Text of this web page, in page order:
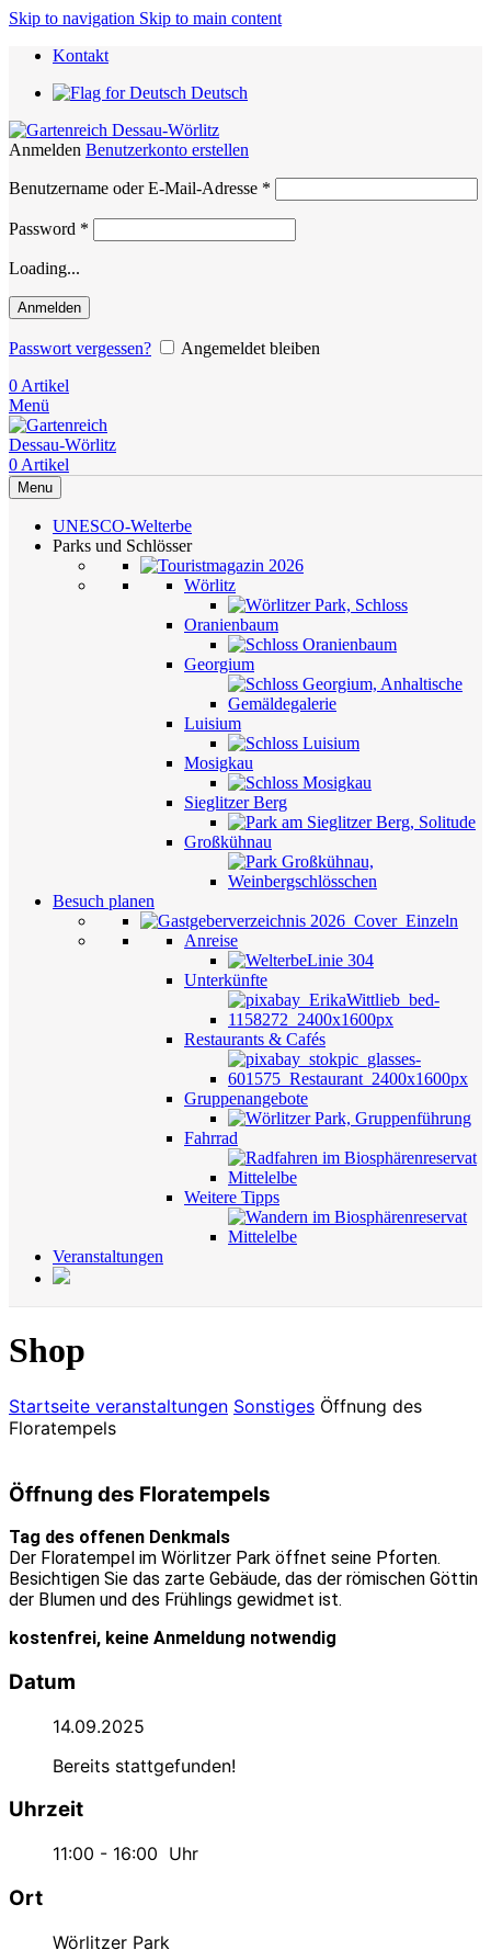
Skip to navigation Skip to main content
Kontakt
Deutsch
Anmelden Benutzerkonto erstellen
Benutzername oder E-Mail-Adresse *
Password *
Loading...
Anmelden
Passwort vergessen?
Angemeldet bleiben
0 Artikel
Menü
0 Artikel
Menu
UNESCO-Welterbe
Parks und Schlösser
Wörlitz
Oranienbaum
Georgium
Luisium
Mosigkau
Sieglitzer Berg
Großkühnau
Besuch planen
Anreise
Unterkünfte
Restaurants & Cafés
Gruppenangebote
Fahrrad
Weitere Tipps
Veranstaltungen
Shop
Startseite veranstaltungen Sonstiges Öffnung des
Floratempels
Öffnung des Floratempels
Tag des offenen Denkmals
Der Floratempel im Wörlitzer Park öffnet seine Pforten.
Besichtigen Sie das zarte Gebäude, das der römischen Göttin
der Blumen und des Frühlings gewidmet ist.
kostenfrei, keine Anmeldung notwendig
Datum
14.09.2025
Bereits stattgefunden!
Uhrzeit
11:00 - 16:00 Uhr
Ort
Wörlitzer Park